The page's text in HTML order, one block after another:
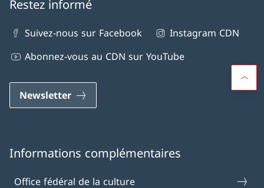
Restez informé
Suivez-nous sur Facebook
Instagram CDN
Abonnez-vous au CDN sur YouTube
Newsletter
Informations complémentaires
Office fédéral de la culture